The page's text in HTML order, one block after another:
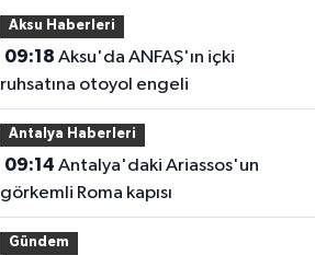
Aksu Haberleri
09:18
ruhsatına otoyol engeli
Antalya Haberleri
09:14
görkemli Roma kapısı
Gündem